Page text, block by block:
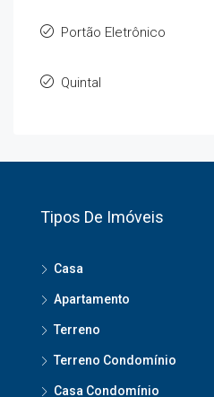
Portão Eletrônico
Quintal
Tipos De Imóveis
Casa
Apartamento
Terreno
Terreno Condomínio
Casa Condomínio